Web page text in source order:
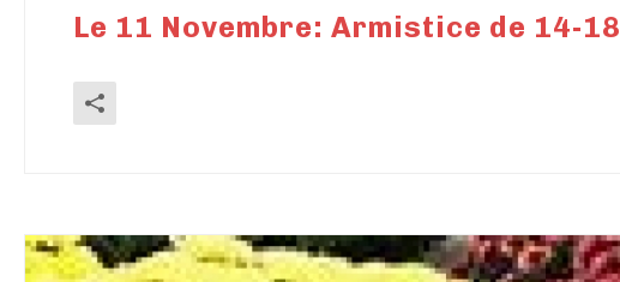
Le 11 Novembre: Armistice de 14-18